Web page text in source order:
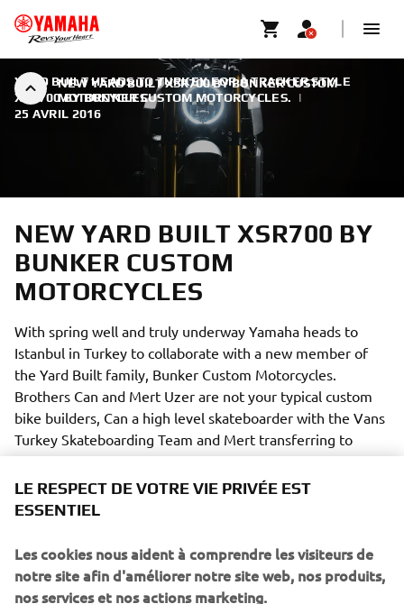
NEW YARD BUILT XSR700 BY BUNKER CUSTOM
MOTORCYCLES
YARD BUILT HEADS TO TURKEY FOR A TRACKER STYLE
XSR700 BY BUNKER CUSTOM MOTORCYCLES.
|
25 AVRIL 2016
NEW YARD BUILT XSR700 BY
BUNKER CUSTOM
MOTORCYCLES
With spring well and truly underway Yamaha heads to
Istanbul in Turkey to collaborate with a new member of
the Yard Built family, Bunker Custom Motorcycles.
Brothers Can and Mert Uzer are not your typical custom
bike builders, Can a high level skateboarder with the Vans
Turkey Skateboarding Team and Mert transferring to
building bikes full-time following a career in Digital
Advertising.
The two first caught the attention and interest of Yamaha
LE RESPECT DE VOTRE VIE PRIVÉE EST
ESSENTIEL
Les cookies nous aident à comprendre les visiteurs de
notre site afin d'améliorer notre site web, nos produits,
nos services et nos actions marketing.